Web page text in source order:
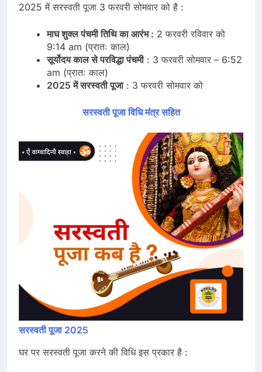
2025 में सरस्वती पूजा 3 फरवरी सोमवार को है :
माघ शुक्ल पंचमी तिथि का आरंभ : 2 फरवरी रविवार को
9:14 am (प्रातः काल)
सूर्योदय काल से परविद्धा पंचमी: 3 फरवरी सोमवार – 6:52
am (प्रातः काल)
2025 में सरस्वती पूजा: 3 फरवरी सोमवार को
सरस्वती पूजा विधि मंत्र सहित
सरस्वती पूजा 2025
घर पर सरस्वती पूजा करने की विधि इस प्रकार है :